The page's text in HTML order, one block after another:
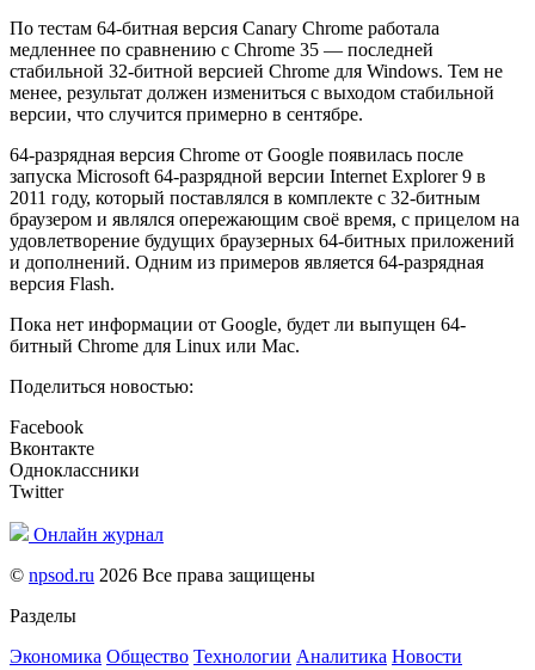
По тестам 64-битная версия Canary Chrome работала
медленнее по сравнению с Chrome 35 — последней
стабильной 32-битной версией Chrome для Windows. Тем не
менее, результат должен измениться с выходом стабильной
версии, что случится примерно в сентябре.
64-разрядная версия Chrome от Google появилась после
запуска Microsoft 64-разрядной версии Internet Explorer 9 в
2011 году, который поставлялся в комплекте с 32-битным
браузером и являлся опережающим своё время, с прицелом на
удовлетворение будущих браузерных 64-битных приложений
и дополнений. Одним из примеров является 64-разрядная
версия Flash.
Пока нет информации от Google, будет ли выпущен 64-
битный Chrome для Linux или Mac.
Поделиться новостью:
Facebook
Вконтакте
Одноклассники
Twitter
Онлайн журнал
© npsod.ru 2026 Все права защищены
Разделы
Экономика Общество Технологии Аналитика Новости